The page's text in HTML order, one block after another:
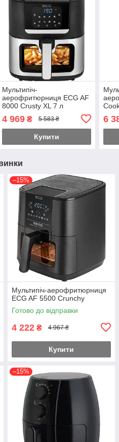
Мультипіч-
аерофритюрниця ECG AF
8000 Crusty XL 7 л
4 969₴ 5 583 ₴
Купити
6
–15%
Мультипіч-аерофритюрниця
ECG AF 5500 Crunchy
Готово до відправки
4 222 ₴ 4 967 ₴
Купити
–15%